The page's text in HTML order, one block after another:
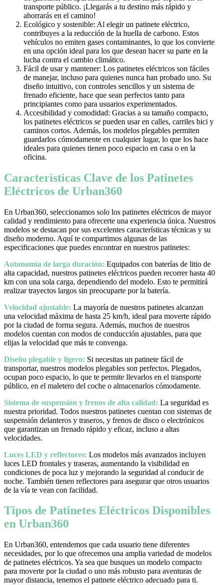
transporte público. ¡Llegarás a tu destino más rápido y
ahorrarás en el camino!
Ecológico y sostenible: Al elegir un patinete eléctrico,
contribuyes a la reducción de la huella de carbono. Estos
vehículos no emiten gases contaminantes, lo que los convierte
en una opción ideal para los que desean hacer su parte en la
lucha contra el cambio climático.
Fácil de usar y mantener: Los patinetes eléctricos son fáciles
de manejar, incluso para quienes nunca han probado uno. Su
diseño intuitivo, con controles sencillos y un sistema de
frenado eficiente, hace que sean perfectos tanto para
principiantes como para usuarios experimentados.
Accesibilidad y comodidad: Gracias a su tamaño compacto,
los patinetes eléctricos se pueden usar en calles, carriles bici y
caminos cortos. Además, los modelos plegables permiten
guardarlos cómodamente en cualquier lugar, lo que los hace
ideales para quienes tienen poco espacio en casa o en la
oficina.
Características Clave de los Patinetes
Eléctricos de Urban360
En Urban360, seleccionamos solo los patinetes eléctricos de mayor
calidad y rendimiento para ofrecerte una experiencia única. Nuestros
modelos se destacan por sus excelentes características técnicas y su
diseño moderno. Aquí te compartimos algunas de las
especificaciones que puedes encontrar en nuestros patinetes:
Autonomía de larga duración: Equipados con baterías de litio de
alta capacidad, nuestros patinetes eléctricos pueden recorrer hasta 40
km con una sola carga, dependiendo del modelo. Esto te permitirá
realizar trayectos largos sin preocuparte por la batería.
Velocidad ajustable: La mayoría de nuestros patinetes alcanzan
una velocidad máxima de hasta 25 km/h, ideal para moverte rápido
por la ciudad de forma segura. Además, muchos de nuestros
modelos cuentan con modos de conducción ajustables, para que
elijas la velocidad que más te convenga.
Diseño plegable y ligero: Si necesitas un patinete fácil de
transportar, nuestros modelos plegables son perfectos. Plegados,
ocupan poco espacio, lo que te permite llevarlos en el transporte
público, en el maletero del coche o almacenarlos cómodamente.
Sistema de suspensión y frenos de alta calidad: La seguridad es
nuestra prioridad. Todos nuestros patinetes cuentan con sistemas de
suspensión delanteros y traseros, y frenos de disco o electrónicos
que garantizan un frenado rápido y eficaz, incluso a altas
velocidades.
Luces LED y reflectores: Los modelos más avanzados incluyen
luces LED frontales y traseras, aumentando la visibilidad en
condiciones de poca luz y mejorando la seguridad al conducir de
noche. También tienen reflectores para asegurar que otros usuarios
de la vía te vean con facilidad.
Tipos de Patinetes Eléctricos Disponibles
en Urban360
En Urban360, entendemos que cada usuario tiene diferentes
necesidades, por lo que ofrecemos una amplia variedad de modelos
de patinetes eléctricos. Ya sea que busques un modelo compacto
para moverte por la ciudad o uno más robusto para aventuras de
mayor distancia, tenemos el patinete eléctrico adecuado para ti.